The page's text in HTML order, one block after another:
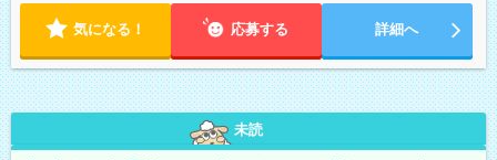
気になる！ 応募する 詳細へ
未読